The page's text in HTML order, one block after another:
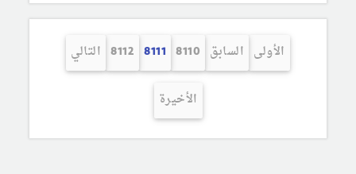
الأولى السابق 8110
8111
8112 التالي
الأخيرة